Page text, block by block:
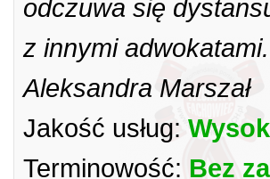
odczuwa się
z innymi
Aleksandra Marszał
Jakość usług:
Terminowość: Bez